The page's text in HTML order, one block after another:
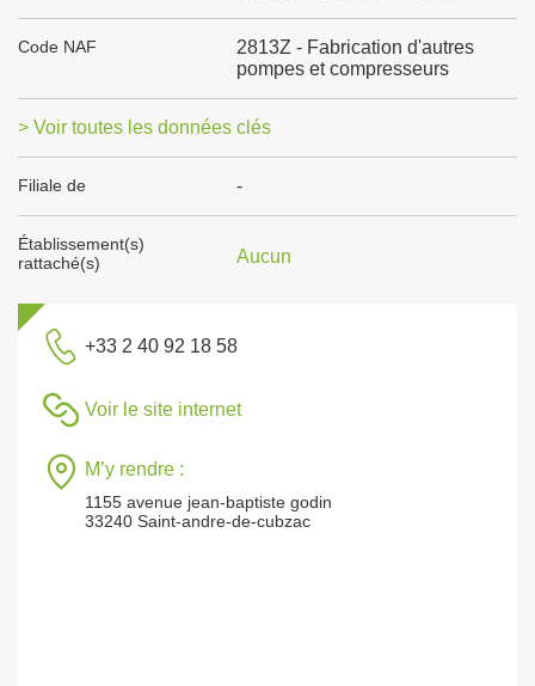
Code NAF
2813Z - Fabrication d'autres
pompes et compresseurs
> Voir toutes les données clés
Filiale de -
Établissement(s)
rattaché(s)
Aucun
+33 2 40 92 18 58
Voir le site internet
M’y rendre :
1155 avenue jean-baptiste godin
33240 Saint-andre-de-cubzac